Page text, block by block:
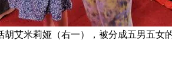
艾米莉娅（右一），被分成五男五女